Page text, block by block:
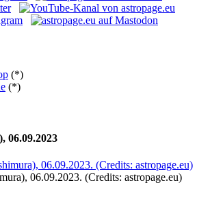
(*)
(*)
06.09.2023
06.09.2023. (Credits: astropage.eu)